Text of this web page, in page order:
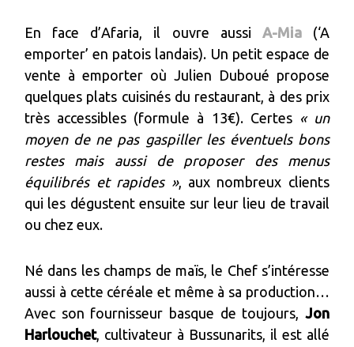
En face d’Afaria, il ouvre aussi A-Mia(‘A
emporter’ en patois landais). Un petit espace de
vente à emporter où Julien Duboué propose
quelques plats cuisinés du restaurant, à des prix
très accessibles (formule à 13€). Certes « un
moyen de ne pas gaspiller les éventuels bons
restes mais aussi de proposer des menus
équilibrés et rapides », aux nombreux clients
qui les dégustent ensuite sur leur lieu de travail
ou chez eux.
Né dans les champs de maïs, le Chef s’intéresse
aussi à cette céréale et même à sa production…
Avec son fournisseur basque de toujours, Jon
Harlouchet, cultivateur à Bussunarits, il est allé